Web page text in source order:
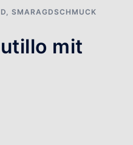
SMARAGDSCHMUCK
mit